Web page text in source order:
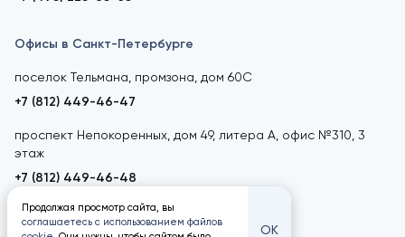
Офисы в Санкт-Петербурге
поселок Тельмана, промзона, дом 60С
+7 (812) 449-46-47
проспект Непокоренных, дом 49, литера А, офис №310, 3
этаж
+7 (812) 449-46-48
Продолжая просмотр сайта, вы
соглашаетесь с использованием файлов
ОК